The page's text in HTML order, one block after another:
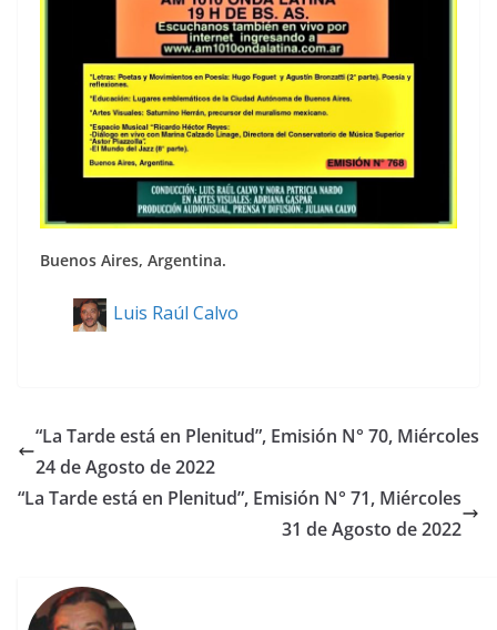
Buenos Aires, Argentina.
Luis Raúl Calvo
“La Tarde está en Plenitud”, Emisión N° 70, Miércoles
24 de Agosto de 2022
“La Tarde está en Plenitud”, Emisión N° 71, Miércoles
31 de Agosto de 2022